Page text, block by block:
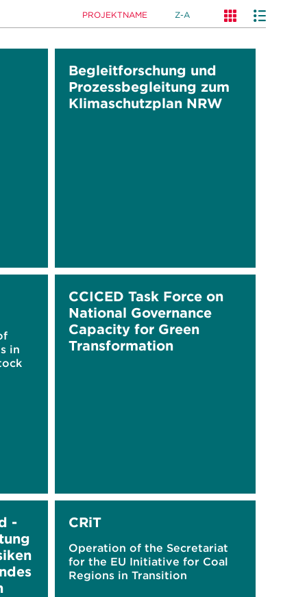
PROJEKTNAME Z-A
Begleitforschung und
Prozessbegleitung zum
Klimaschutzplan NRW
in
CCICED Task Force on
National Governance
Capacity for Green
Transformation
-
CRiT
Operation of the Secretariat
for the EU Initiative for Coal
Regions in Transition